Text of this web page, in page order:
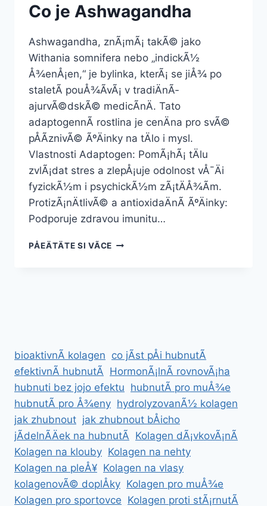
Co je Ashwagandha
Ashwagandha, znÃ¡mÃ¡ takÃ© jako
Withania somnifera nebo „indickÃ½
Å¾enÅ¡en,“ je bylinka, kterÃ¡ se jiÅ¾ po
staletÃ­ pouÅ¾Ã­vÃ¡ v tradiÄnÃ­
ajurvÃ©dskÃ© medicÃ­nÄ. Tato
adaptogennÃ­ rostlina je cenÄna pro svÃ©
pÅÃ­znivÃ© ÃºÄinky na tÄlo i mysl.
Vlastnosti Adaptogen: PomÃ¡hÃ¡ tÄlu
zvlÃ¡dat stres a zlepÅ¡uje odolnost vÅ¯Äi
fyzickÃ½m i psychickÃ½m zÃ¡tÄÅ¾Ã­m.
ProtizÃ¡nÄtlivÃ© a antioxidaÄnÃ­ ÃºÄinky:
Podporuje zdravou imunitu…
PÅEÄTÄTE SI VÃ­CECO
bioaktivnÃ­ kolagen co jÃ­st pÅi hubnutÃ­
efektivnÃ­ hubnutÃ­ HormonÃ¡lnÃ­ rovnovÃ¡ha
hubnuti bez jojo efektu hubnutÃ­ pro muÅ¾e
hubnutÃ­ pro Å¾eny hydrolyzovanÃ½ kolagen
jak zhubnout jak zhubnout bÅicho
jÃ­delnÃ­Äek na hubnutÃ­ Kolagen dÃ¡vkovÃ¡nÃ­
Kolagen na klouby Kolagen na nehty
Kolagen na pleÅ¥ Kolagen na vlasy
kolagenovÃ© doplÅky Kolagen pro muÅ¾e
Kolagen pro sportovce Kolagen proti stÃ¡rnutÃ­